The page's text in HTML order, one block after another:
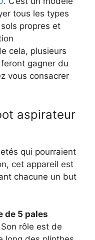
tous les types
propres et
cela, plusieurs
gagner du
vous consacrer
aspirateur
qui pourraient
cet appareil est
chacune un but
de 5 pales
rôle est de